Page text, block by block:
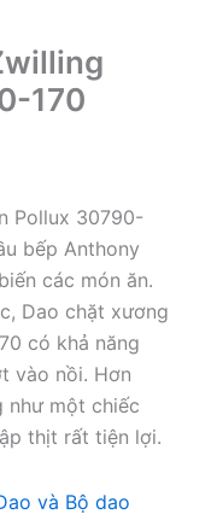
170
Pollux 30790-
bếp Anthony
các món ăn.
Dao chặt xương
có khả năng
vào nồi. Hơn
như một chiếc
thịt rất tiện lợi.
và Bộ dao